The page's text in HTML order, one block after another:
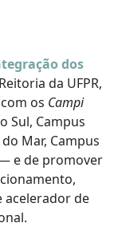
dos
da UFPR,
os Campi
Sul, Campus
Mar, Campus
e de promover
acelerador de